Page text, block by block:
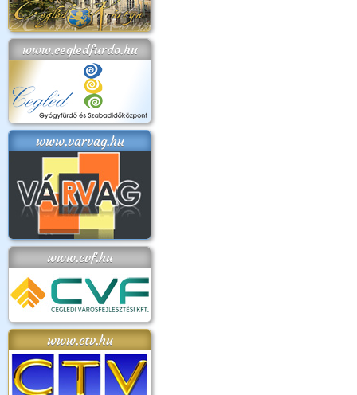
www.cegledfurdo.hu
www.varvag.hu
www.cvf.hu
www.ctv.hu